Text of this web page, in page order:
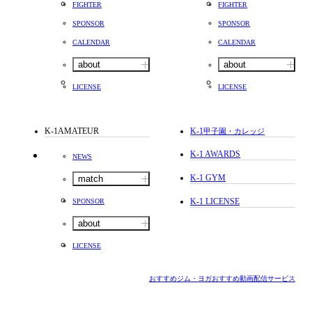
FIGHTER
SPONSOR
CALENDAR
about
LICENSE
FIGHTER
SPONSOR
CALENDAR
about
LICENSE
K-1AMATEUR
NEWS
match
SPONSOR
about
LICENSE
K-1甲子園・カレッジ
K-1 AWARDS
K-1 GYM
K-1 LICENSE
おすすめジム・ヨガおすすめ動画配信サービス